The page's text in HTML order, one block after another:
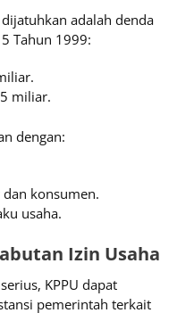
adalah denda
Tahun 1999:
miliar.
dengan:
konsumen.
usaha.
Izin Usaha
KPPU dapat
pemerintah terkait